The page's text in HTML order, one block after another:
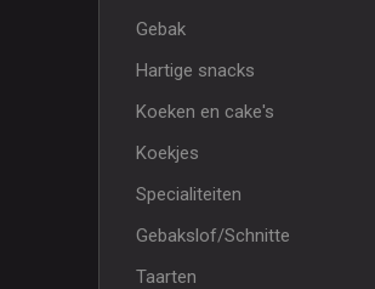
Gebak
Hartige snacks
Koeken en cake's
Koekjes
Specialiteiten
Gebakslof/Schnitte
Taarten